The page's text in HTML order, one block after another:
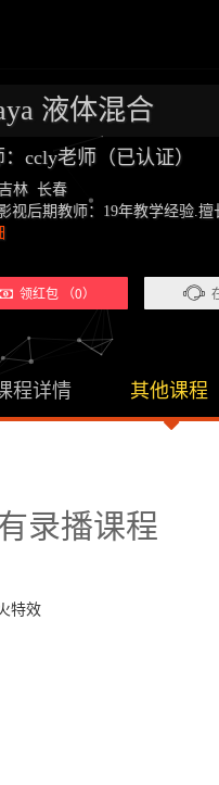
液体混合
ccly老师（已认证）
吉林 长春
视后期教师：19年教学经验.擅
领红包 （0）
程详情 其他课程
录播课程